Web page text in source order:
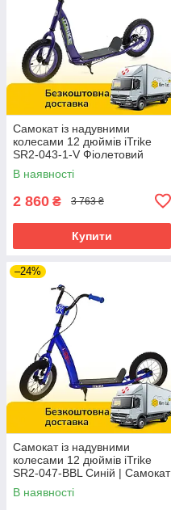
Самокат із надувними
колесами 12 дюймів iTrike
SR2-043-1-V Фіолетовий
В наявності
2 860 ₴ 3 763 ₴
Купити
–24%
Самокат із надувними
колесами 12 дюймів iTrike
SR2-047-BBL Синій | Самокат
для підлітка
В наявності